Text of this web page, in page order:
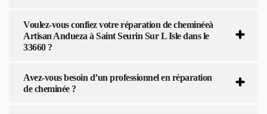
Voulez-vous confiez votre réparation de cheminéeà
Artisan Andueza à Saint Seurin Sur L Isle dans le
33660 ?
Avez-vous besoin d’un professionnel en réparation
de cheminée ?